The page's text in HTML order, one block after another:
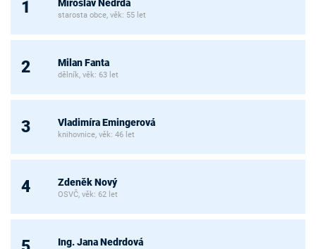
1 Miroslav Nedrda
starosta obce, věk: 55 let
2 Milan Fanta
dělník, věk: 63 let
3 Vladimíra Emingerová
knihovnice, věk: 46 let
4 Zdeněk Nový
OSVČ, věk: 62 let
Ing. Jana Nedrdová